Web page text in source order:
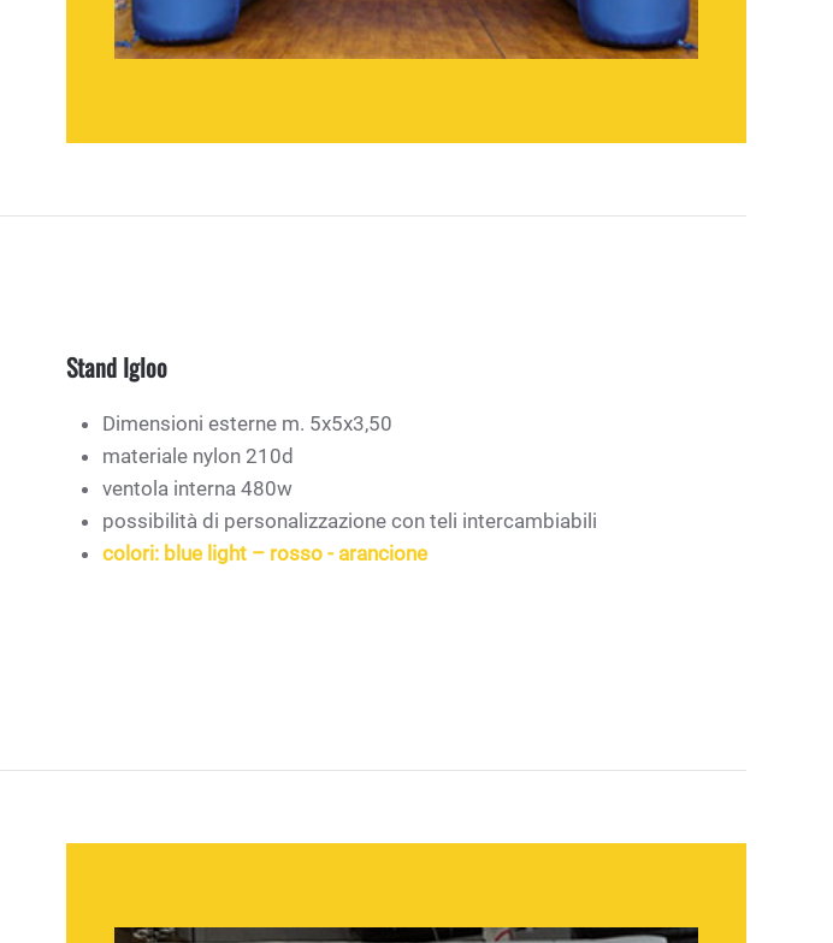
Stand Igloo
Dimensioni esterne m. 5x5x3,50
materiale nylon 210d
ventola interna 480w
possibilità di personalizzazione con teli intercambiabili
colori: blue light – rosso - arancione